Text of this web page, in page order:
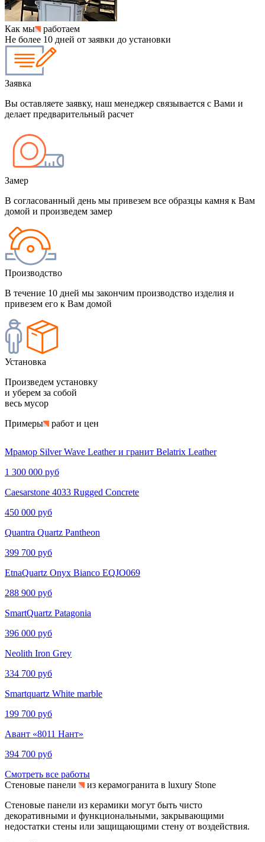
Как мы
работаем
Не более 10 дней от заявки до установки
Заявка
Вы оставляете заявку, наш менеджер связывается с Вами и
делает предварительный расчет
Замер
В согласованный день мы привезем все образцы камня к Вам
домой и произведем замер
Производство
В течение 10 дней мы закончим производство изделия и
привезем его к Вам домой
Установка
Произведем установку
и уберем за собой
весь мусор
Примеры
работ и цен
Мрамор Silver Wave Leather и гранит Belatrix Leather
1 300 000 руб
Caesarstone 4033 Rugged Concrete
450 000 руб
Quantra Quartz Pantheon
399 700 руб
EtnaQuartz Onyx Bianco EQJO069
288 900 руб
SmartQuartz Patagonia
396 000 руб
Neolith Iron Grey
334 700 руб
Smartquartz White marble
199 700 руб
Авант «8011 Нант»
394 700 руб
Смотреть все работы
Стеновые панели
из керамогранита в luxury Stone
Стеновые панели из керамики могут быть чисто
декоративными и функциональными, закрывающими
недостатки стены или защищающими стену от воздействия.